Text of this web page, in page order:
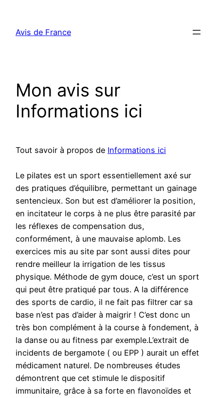
contenu
Avis de France
Mon avis sur
Informations ici
Tout savoir à propos de Informations ici
Le pilates est un sport essentiellement axé sur
des pratiques d’équilibre, permettant un gainage
sentencieux. Son but est d’améliorer la position,
en incitateur le corps à ne plus être parasité par
les réflexes de compensation dus,
conformément, à une mauvaise aplomb. Les
exercices mis au site par sont aussi dites pour
rendre meilleur la irrigation de les tissus
physique. Méthode de gym douce, c’est un sport
qui peut être pratiqué par tous. A la différence
des sports de cardio, il ne fait pas filtrer car sa
base n’est pas d’aider à maigrir ! C’est donc un
très bon complément à la course à fondement, à
la danse ou au fitness par exemple.L’extrait de
incidents de bergamote ( ou EPP ) aurait un effet
médicament naturel. De nombreuses études
démontrent que cet stimule le dispositif
immunitaire, grâce à sa forte en flavonoïdes et